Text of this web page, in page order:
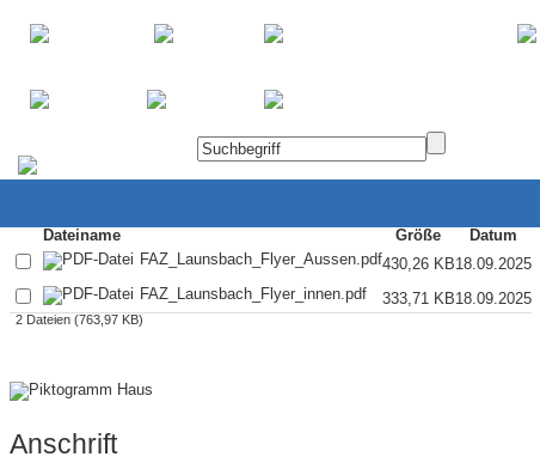
Dateiname Größe
Datum
FAZ_Launsbach_Flyer_Aussen.pdf430,26 KB18.09.2025
FAZ_Launsbach_Flyer_innen.pdf
333,71 KB18.09.2025
2 Dateien (763,97 KB)
Anschrift